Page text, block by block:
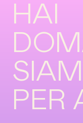
HAI
PER